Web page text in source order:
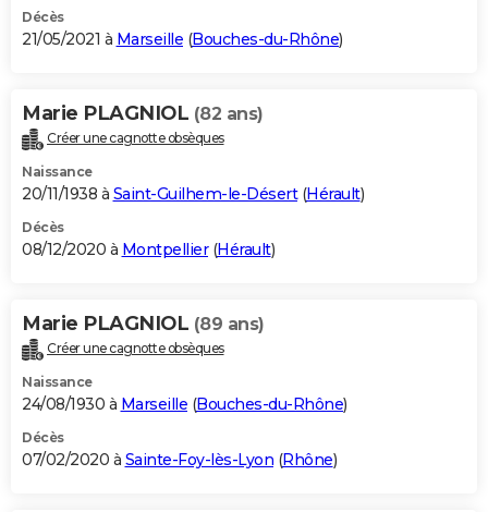
Décès
21/05/2021 à Marseille (Bouches-du-Rhône)
Marie PLAGNIOL (82 ans)
Créer une cagnotte obsèques
Naissance
20/11/1938 à Saint-Guilhem-le-Désert(Hérault)
Décès
08/12/2020 à Montpellier(Hérault)
Marie PLAGNIOL (89 ans)
Créer une cagnotte obsèques
Naissance
24/08/1930 à Marseille (Bouches-du-Rhône)
Décès
07/02/2020 à Sainte-Foy-lès-Lyon (Rhône)